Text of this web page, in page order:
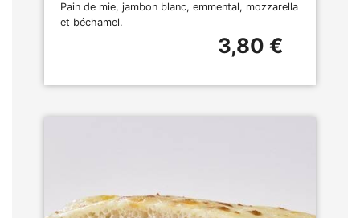
Pain de mie, jambon blanc, emmental, mozzarella
et béchamel.
3,80 €